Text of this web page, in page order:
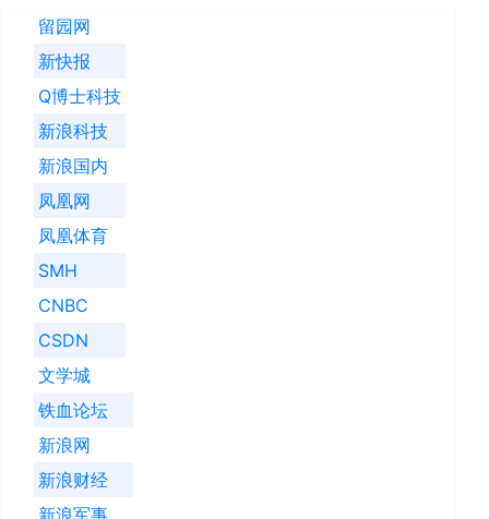
留园网
新快报
Q博士科技
新浪科技
新浪国内
凤凰网
凤凰体育
SMH
CNBC
CSDN
文学城
铁血论坛
新浪网
新浪财经
新浪军事